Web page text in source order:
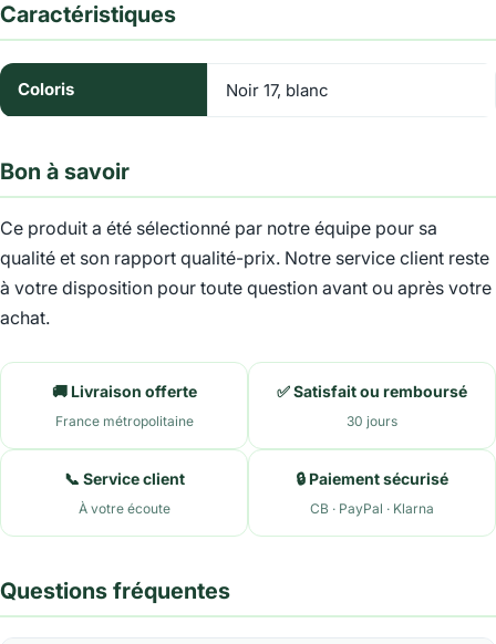
Caractéristiques
Coloris Noir 17, blanc
Bon à savoir
Ce produit a été sélectionné par notre équipe pour sa
qualité et son rapport qualité-prix. Notre service client reste
à votre disposition pour toute question avant ou après votre
achat.
🚚 Livraison offerte
France métropolitaine
✅ Satisfait ou remboursé
30 jours
📞 Service client
À votre écoute
🔒 Paiement sécurisé
CB · PayPal · Klarna
Questions fréquentes